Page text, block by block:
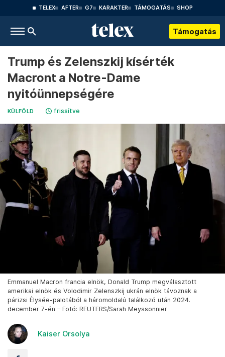
TELEX AFTER G7 KARAKTER TÁMOGATÁS SHOP
Támogatás
Trump és Zelenszkij kísérték
Macront a Notre-Dame
nyitóünnepségére
KÜLFÖLD frissítve
Emmanuel Macron francia elnök, Donald Trump megválasztott
amerikai elnök és Volodimir Zelenszkij ukrán elnök távoznak a
párizsi Élysée-palotából a háromoldalú találkozó után 2024.
december 7-én – Fotó: REUTERS/Sarah Meyssonnier
Kaiser Orsolya